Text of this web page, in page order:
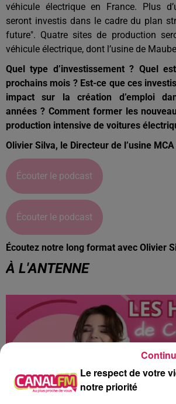
véhicule électrique en France. Plus
seront investis dans le cadre du plan
future". Quatre sites de production
véhicule électrique, dont l’usine de
Quel type d’investissement ? Quel
prochains mois ? Est-ce que ces
impact sur la création d’emploi
années ? Comment former les
production intensive de voitures
Olivier Silva, le Directeur de l’usine
Écouter le podcast
Écouter le podcast
Écoutez notre long format avec Olivier
À L'ANTENNE
Le respect de votre
notre priorité